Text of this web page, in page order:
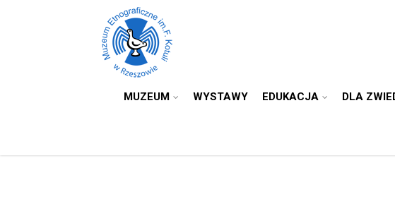
MUZEUM WYSTAWY EDUKACJA DLA